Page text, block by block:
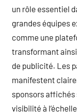
un rôle essentiel
grandes équipes
comme une
transformant
de publicité. Les
manifestent
sponsors affichés
visibilité à